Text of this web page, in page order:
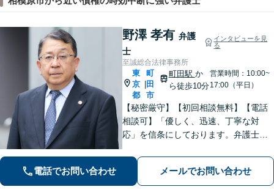
野澤 孝有 弁護
士
インタビューを見
る
至誠総合法律事務所
東
京
都
町
田
市
町田駅 か
ら徒歩10分
営業時間：10:00~
17:00（平日）
【秘密厳守】【初回相談無料】【電話
相談可】「優しく、迅速、丁寧な対
応」を信条にしております。弁護士に
少しの勇気を出して、お気軽にご相談
ください。【休日・夜間面談可】
電話でお問い合わせ メールでお問い合わせ